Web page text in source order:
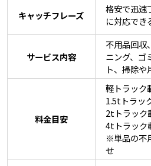
キャッチフレーズ
格安で迅速
に対応でき
サービス内容
不用品回収
ニング、ゴ
ト、掃除や
料金目安
軽トラッ
1.5tトラッ
2tトラッ
4tトラッ
※単品の不
せ